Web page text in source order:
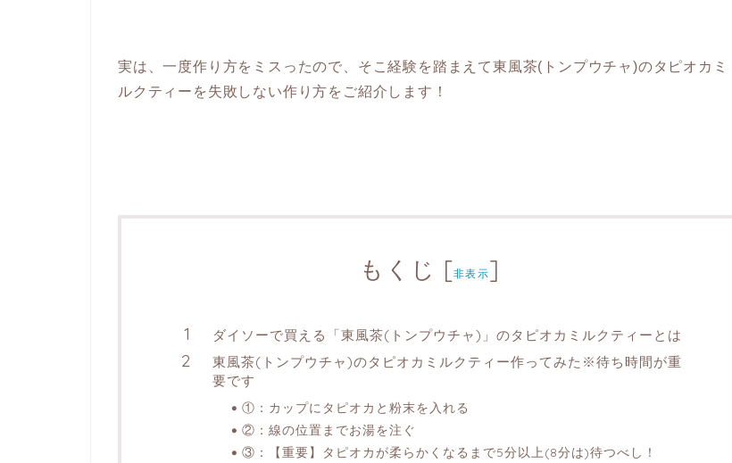
実は、一度作り方をミスったので、そこ経験を踏まえて東風茶(トンプウチャ)のタピオカミ
ルクティーを失敗しない作り方をご紹介します！
もくじ [非表示]
ダイソーで買える「東風茶(トンプウチャ)」のタピオカミルクティーとは
東風茶(トンプウチャ)のタピオカミルクティー作ってみた※待ち時間が重
要です
①：カップにタピオカと粉末を入れる
②：線の位置までお湯を注ぐ
③：【重要】タピオカが柔らかくなるまで5分以上(8分は)待つべし！